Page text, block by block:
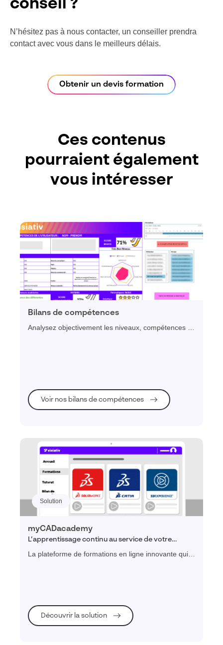
conseil ?
N’hésitez pas à nous contacter, un conseiller prendra
contact avec vous dans le meilleurs délais.
Obtenir un devis formation
Ces contenus
pourraient également
vous intéresser
Bilans de compétences
Analysez objectivement les niveaux, compétences et
Voir nos bilans de compétences
Solution
myCADacademy
L’apprentissage continu au service de votre
expertise CAO
La plateforme de formations en ligne innovante qui
Découvrir la solution